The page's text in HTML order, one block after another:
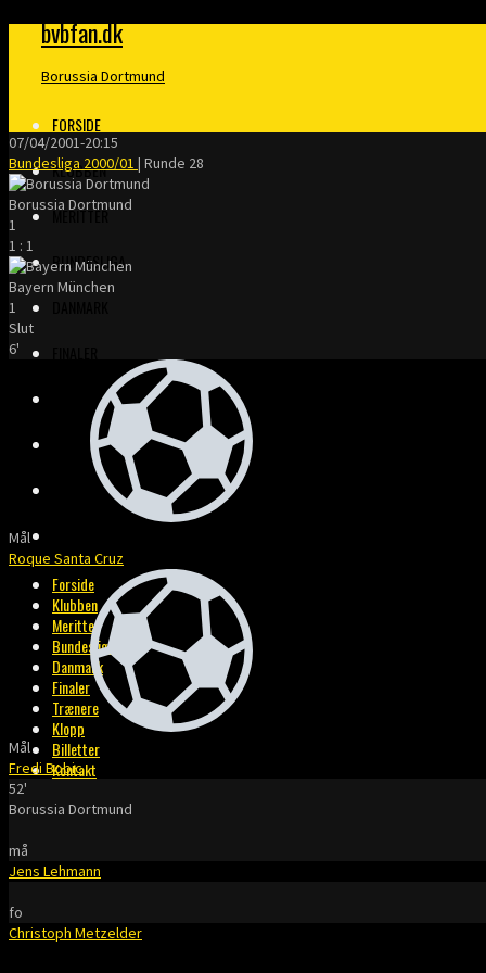
bvbfan.dk
Borussia Dortmund
FORSIDE
KLUBBEN
MERITTER
BUNDESLIGA
TRÆNERE
BILLETTER
Forside
Klubben
Meritter
Bundesliga
Danmark
Finaler
Trænere
Klopp
Billetter
Kontakt
07/04/2001-20:15
Bundesliga 2000/01 | Runde 28
Borussia Dortmund
1
1 : 1
Bayern München
1
Slut
6'
Mål
Roque Santa Cruz
Mål
Fredi Bobic
52'
Borussia Dortmund
må
Jens Lehmann
fo
Christoph Metzelder